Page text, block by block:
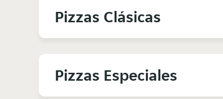
Pizzas Clásicas
Pizzas Especiales